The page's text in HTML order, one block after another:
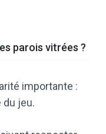
parois vitrées ?
importante :
jeu.